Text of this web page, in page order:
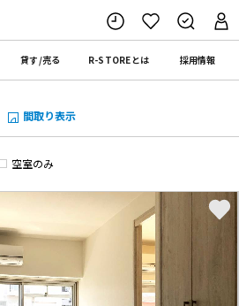
貸す/売る R-STOREとは 採用情報
間取り表示
空室のみ